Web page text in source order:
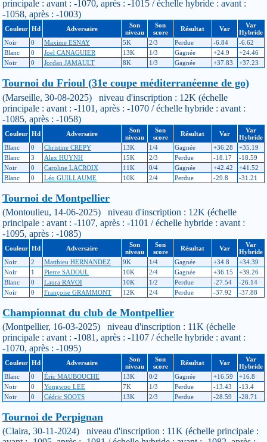
principale : avant : -1070, après : -1015 / échelle hybride : avant :
-1058, après : -1003)
Couleur Hd Adversaire
Son
niveau
Son
score
Résultat Var
Var
Hybride
Noir
0 Maxime ESNAY 5K 2/3 Perdue -6.84
-6.62
Blanc
0 Joël CANAGUIER 13K 1/3 Gagnée +24.9
+24.46
Noir
0 Jordan JAMAULT 8K 1/3 Gagnée +37.83 +37.23
Tournoi du Frioul (31e coupe méditerranéenne de go)
(Marseille, 30-08-2025) niveau d'inscription : 12K (échelle
principale : avant : -1101, après : -1070 / échelle hybride : avant :
-1085, après : -1058)
Couleur Hd Adversaire
Son
niveau
Son
score
Résultat Var
Var
Hybride
Blanc
0 Christine CREPY 13K 1/4 Gagnée +36.28
+35.19
Blanc
3 Alex HUYNH 15K 2/3 Perdue -18.17
-18.59
Noir
0 Caroline LACROIX 11K 0/4 Gagnée +42.42
+41.52
Blanc
0 Léo GUILLAUME 10K 2/4 Perdue -29.8 -31.21
Tournoi de Montpellier
(Montoulieu, 14-06-2025) niveau d'inscription : 12K (échelle
principale : avant : -1107, après : -1101 / échelle hybride : avant :
-1095, après : -1085)
Couleur Hd Adversaire
Son
niveau
Son
score
Résultat Var
Var
Hybride
Noir
2 Matthieu HERNANDEZ 9K 1/4 Gagnée +34.8
+34.39
Noir
1 Pierre SADOUL 10K 2/4 Gagnée +36.15
+39.26
Blanc
0 Laura RAVOI 10K 1/2 Perdue -27.54
-26.14
Noir
0 Françoise GRAMMONT 12K 2/4 Perdue -37.92 -37.88
Championnat du club de Montpellier
(Montpellier, 16-03-2025) niveau d'inscription : 11K (échelle
principale : avant : -1081, après : -1107 / échelle hybride : avant :
-1070, après : -1095)
Couleur Hd Adversaire
Son
niveau
Son
score
Résultat Var
Var
Hybride
Blanc
0 Éric MAUBOUCHE 13K 0/2 Gagnée +16.59
+16.8
Noir
0 Yongwoo LEE 7K 1/3 Perdue -13.43
-13.4
Noir
0 Cédric SOOTS 13K 2/3 Perdue -28.59 -28.71
Tournoi de Perpignan
(Claira, 30-11-2024) niveau d'inscription : 11K (échelle principale :